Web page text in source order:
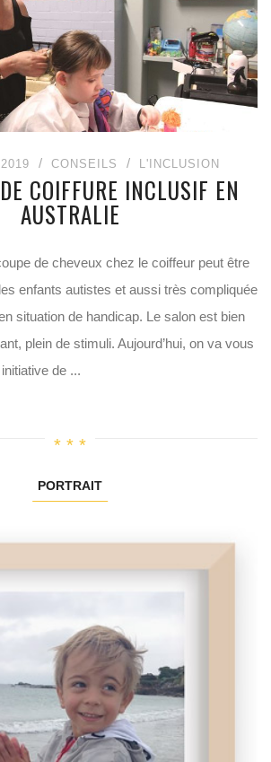
CONSEILS L'INCLUSION
COIFFURE INCLUSIF EN
AUSTRALIE
de cheveux chez le coiffeur peut être
enfants autistes et aussi très compliquée
situation de handicap. Le salon est bien
plein de stimuli. Aujourd’hui, on va vous
de ...
PORTRAIT